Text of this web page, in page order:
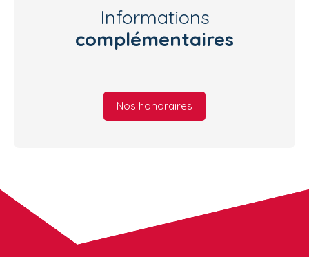
Informations
complémentaires
Nos honoraires